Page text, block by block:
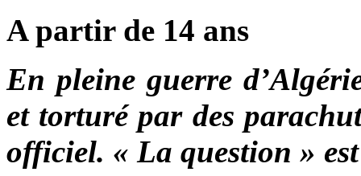
A partir de 14 ans
En pleine guerre
et torturé par des
officiel. « La question »